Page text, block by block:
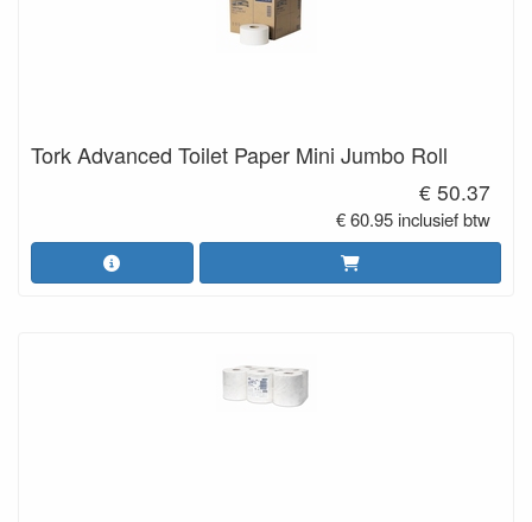
Tork Advanced Toilet Paper Mini Jumbo Roll
€ 50.37
€ 60.95 inclusief btw